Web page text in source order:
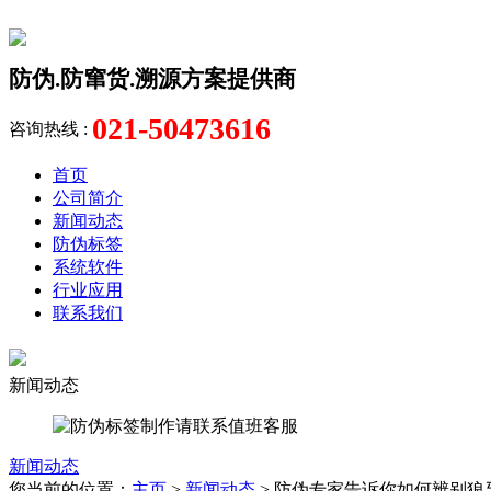
防伪.防窜货.溯源方案提供商
咨询热线 : 021-50473616
首页
公司简介
新闻动态
防伪标签
系统软件
行业应用
联系我们
新闻动态
新闻动态